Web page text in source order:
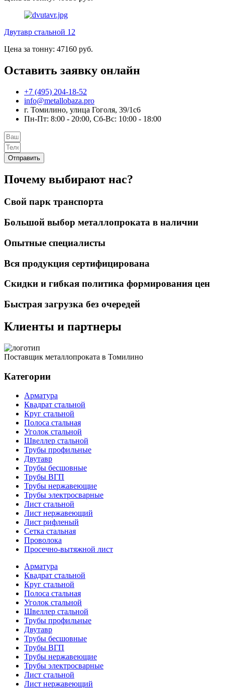
Двутавр стальной 12
Цена за тонну: 47160 руб.
Оставить заявку онлайн
+7 (495) 204-18-52
info@metallobaza.pro
г. Томилино, улица Гоголя, 39/1с6
Пн-Пт: 8:00 - 20:00, Сб-Вс: 10:00 - 18:00
Отправить
Почему выбирают нас?
Свой парк транспорта
Большой выбор металлопроката в наличии
Опытные специалисты
Вся продукция сертифицирована
Скидки и гибкая политика формирования цен
Быстрая загрузка без очередей
Клиенты и партнеры
Поставщик металлопроката в Томилино
Категории
Арматура
Квадрат стальной
Круг стальной
Полоса стальная
Уголок стальной
Швеллер стальной
Трубы профильные
Двутавр
Трубы бесшовные
Трубы ВГП
Трубы нержавеющие
Трубы электросварные
Лист стальной
Лист нержавеющий
Лист рифленый
Сетка стальная
Проволока
Просечно-вытяжной лист
Арматура
Квадрат стальной
Круг стальной
Полоса стальная
Уголок стальной
Швеллер стальной
Трубы профильные
Двутавр
Трубы бесшовные
Трубы ВГП
Трубы нержавеющие
Трубы электросварные
Лист стальной
Лист нержавеющий